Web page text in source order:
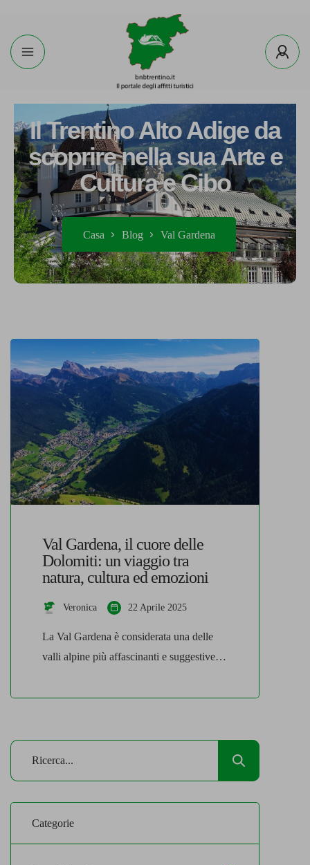
Il Trentino Alto Adige da
scoprire nella sua Arte e
Cultura e Cibo
Casa Blog Val Gardena
Val Gardena, il cuore delle
Dolomiti: un viaggio tra
natura, cultura ed emozioni
Veronica 22 Aprile 2025
La Val Gardena è considerata una delle
valli alpine più affascinanti e suggestive in
la natura incontaminata incontra la cultura
paesaggi mozzafiato, antiche tradizioni e
Categorie